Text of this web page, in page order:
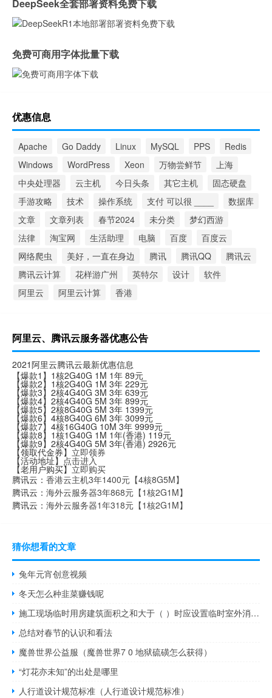
DeepSeek全套部署资料免费下载
免费可商用字体批量下载
优惠信息
Apache Go Daddy Linux MySQL PPS
Redis
Windows
WordPress Xeon 万物尝鲜节
上海
中央处理器
云主机 今日头条 其它主机
固态硬盘
手游攻略
技术 操作系统 支付 可以很 ____
数据库
文章
文章列表 春节2024 未分类
梦幻西游
法律
淘宝网 生活助理 电脑 百度
百度云
网络爬虫
美好，一直在身边 腾讯 腾讯QQ
腾讯云
腾讯云计算
花样游广州 英特尔 设计
软件
阿里云
阿里云计算 香港
阿里云、腾讯云服务器优惠公告
2021阿里云腾讯云最新优惠信息
【爆款1】1核2G40G 1M 1年 89元
【爆款2】1核2G40G 1M 3年 229元
【爆款3】2核4G40G 3M 3年 639元
【爆款4】2核4G40G 5M 3年 899元
【爆款5】2核8G40G 5M 3年 1399元
【爆款6】4核8G40G 6M 3年 3099元
【爆款7】4核16G40G 10M 3年 9999元
【爆款8】1核1G40G 1M 1年(香港) 119元
【爆款9】2核4G40G 5M 3年(香港) 2926元
【领取代金券】 立即领券
【活动地址】 点击进入
【老用户购买】立即购买
腾讯云： 香港云主机3年1400元【4核8G5M】
腾讯云： 海外云服务器3年868元【1核2G1M】
腾讯云： 海外云服务器1年318元【1核2G1M】
猜你想看的文章
兔年元宵创意视频
冬天怎么种韭菜赚钱呢
施工现场临时用房建筑面积之和大于（ ）时应设置临时室外消防给水系统。
总结对春节的认识和看法
魔兽世界公益服（魔兽世界7 0 地狱硫磺怎么获得）
“灯花亦未知”的出处是哪里
人行道设计规范标准（人行道设计规范标准）